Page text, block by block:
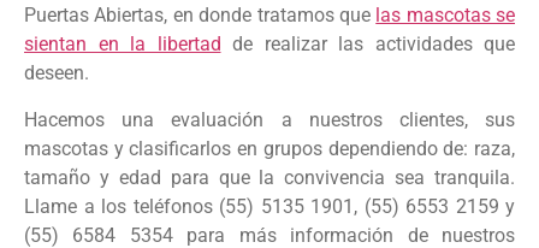
Puertas Abiertas, en donde tratamos que las mascotas se
sientan en la libertad de realizar las actividades que
deseen.
Hacemos una evaluación a nuestros clientes, sus
mascotas y clasificarlos en grupos dependiendo de: raza,
tamaño y edad para que la convivencia sea tranquila.
Llame a los teléfonos (55) 5135 1901, (55) 6553 2159 y
(55) 6584 5354 para más información de nuestros